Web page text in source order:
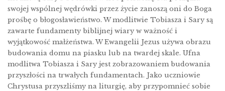
swojej wspólnej wędrówki przez życie zanoszą oni do Boga
prośbę o błogosławieństwo. W modlitwie Tobiasza i Sary są
zawarte fundamenty biblijnej wiary w ważność i
wyjątkowość małżeństwa. W Ewangelii Jezus używa obrazu
budowania domu na piasku lub na twardej skale. Ufna
modlitwa Tobiasza i Sary jest zobrazowaniem budowania
przyszłości na trwałych fundamentach. Jako uczniowie
Chrystusa przyszliśmy na liturgię, aby przypomnieć sobie